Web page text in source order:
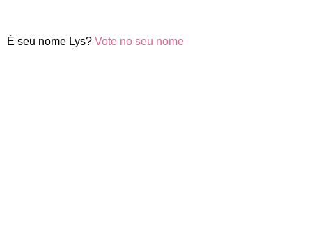
É seu nome Lys? Vote no seu nome